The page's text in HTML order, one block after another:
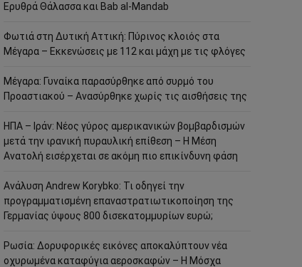
Ερυθρά Θάλασσα και Bab al-Mandab
Φωτιά στη Δυτική Αττική: Πύρινος κλοιός στα
Μέγαρα – Εκκενώσεις με 112 και μάχη με τις φλόγες
Μέγαρα: Γυναίκα παρασύρθηκε από συρμό του
Προαστιακού – Ανασύρθηκε χωρίς τις αισθήσεις της
ΗΠΑ – Ιράν: Νέος γύρος αμερικανικών βομβαρδισμών
μετά την ιρανική πυραυλική επίθεση – Η Μέση
Ανατολή εισέρχεται σε ακόμη πιο επικίνδυνη φάση
Ανάλυση Andrew Korybko: Τι οδηγεί την
προγραμματισμένη επαναστρατιωτικοποίηση της
Γερμανίας ύψους 800 δισεκατομμυρίων ευρώ;
Ρωσία: Δορυφορικές εικόνες αποκαλύπτουν νέα
οχυρωμένα καταφύγια αεροσκαφών – Η Μόσχα